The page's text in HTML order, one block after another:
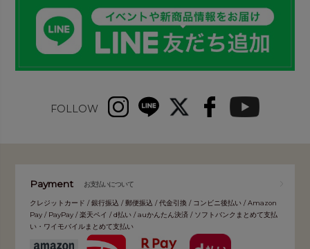
FOLLOW
Payment お支払いについて
クレジットカード / 銀行振込 / 郵便振込 / 代金引換 / コンビニ後払い / Amazon
Pay / PayPay / 楽天ペイ / d払い / auかんたん決済 / ソフトバンクまとめて支払
い・ワイモバイルまとめて支払い